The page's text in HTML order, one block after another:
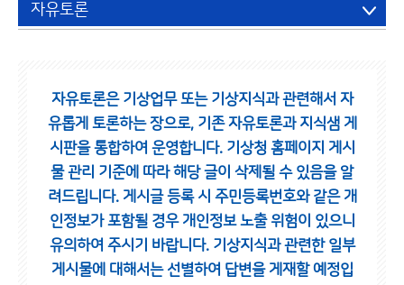
자유토론
자유토론은 기상업무 또는 기상지식과 관련해서 자
유롭게 토론하는 장으로, 기존 자유토론과 지식샘 게
시판을 통합하여 운영합니다. 기상청 홈페이지 게시
물 관리 기준에 따라 해당 글이 삭제될 수 있음을 알
려드립니다. 게시글 등록 시 주민등록번호와 같은 개
인정보가 포함될 경우 개인정보 노출 위험이 있으니
유의하여 주시기 바랍니다. 기상지식과 관련한 일부
게시물에 대해서는 선별하여 답변을 게재할 예정입